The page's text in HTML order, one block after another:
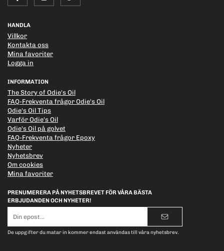
HANDLA
Villkor
Kontakta oss
Mina favoriter
Logga in
INFORMATION
The Story of Odie's Oil
FAQ-Frekventa frågor Odie's Oil
Odie's Oil Tips
Varför Odie's Oil
Odie's Oil på golvet
FAQ-Frekventa frågor Epoxy
Nyheter
Nyhetsbrev
Om cookies
Mina favoriter
PRENUMERERA PÅ NYHETSBREVET FÖR VÅRA BÄSTA
ERBJUDANDEN OCH NYHETER!
postadress
De uppgifter du matar in kommer endast användas till våra nyhetsbrev.